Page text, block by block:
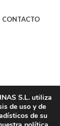
CONTACTO
S.L. utiliza
de uso y de
de su